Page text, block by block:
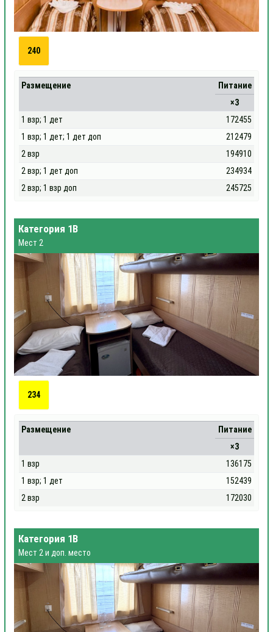
240
Размещение
Питание
×3
1 взр; 1 дет
172455
1 взр; 1 дет; 1 дет доп
212479
2 взр
194910
2 взр; 1 дет доп
234934
2 взр; 1 взр доп
245725
Категория 1В
Мест 2
234
Размещение
Питание
×3
1 взр
136175
1 взр; 1 дет
152439
2 взр
172030
Категория 1В
Мест 2 и доп. место